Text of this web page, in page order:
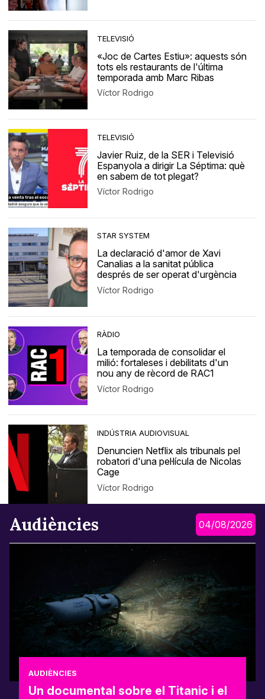
TELEVISIÓ
«Joc de Cartes Estiu»: aquests són
tots els restaurants de l'última
temporada amb Marc Ribas
Víctor Rodrigo
TELEVISIÓ
Javier Ruiz, de la SER i Televisió
Espanyola a dirigir La Séptima: què
en sabem de tot plegat?
Víctor Rodrigo
STAR SYSTEM
La declaració d'amor de Xavi
Canalias a la sanitat pública
després de ser operat d'urgència
Víctor Rodrigo
RÀDIO
La temporada de consolidar el
milió: fortaleses i debilitats d'un
nou any de rècord de RAC1
Víctor Rodrigo
INDÚSTRIA AUDIOVISUAL
Denuncien Netflix als tribunals pel
robatori d'una pel·lícula de Nicolas
Cage
Víctor Rodrigo
Audiències 04/08/2026
AUDIÈNCIES
Un documental sobre el Titanic i el